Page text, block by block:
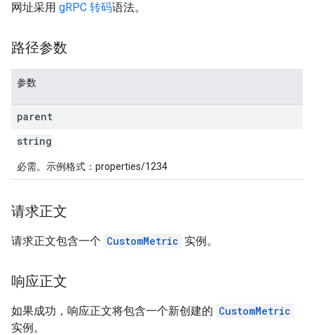
网址采用 gRPC 转码语法。
路径参数
参数
parent
string
必需。示例格式：properties/1234
请求正文
请求正文包含一个 CustomMetric 实例。
响应正文
如果成功，响应正文将包含一个新创建的 CustomMetric
实例。